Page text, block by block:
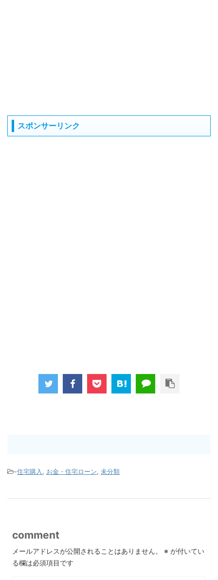
スポンサーリンク
-住宅購入 , お金・住宅ローン, 未分類
comment
メールアドレスが公開されることはありません。 ※ が付いてい
る欄は必須項目です